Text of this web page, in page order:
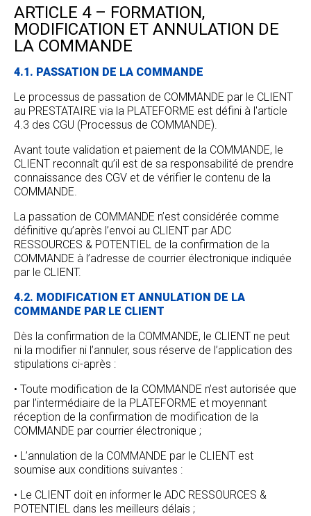
ARTICLE 4 – FORMATION,
MODIFICATION ET ANNULATION DE
LA COMMANDE
4.1. PASSATION DE LA COMMANDE
Le processus de passation de COMMANDE par le CLIENT
au PRESTATAIRE via la PLATEFORME est défini à l'article
4.3 des CGU (Processus de COMMANDE).
Avant toute validation et paiement de la COMMANDE, le
CLIENT reconnaît qu’il est de sa responsabilité de prendre
connaissance des CGV et de vérifier le contenu de la
COMMANDE.
La passation de COMMANDE n’est considérée comme
définitive qu’après l’envoi au CLIENT par ADC
RESSOURCES & POTENTIEL de la confirmation de la
COMMANDE à l’adresse de courrier électronique indiquée
par le CLIENT.
4.2. MODIFICATION ET ANNULATION DE LA
COMMANDE PAR LE CLIENT
Dès la confirmation de la COMMANDE, le CLIENT ne peut
ni la modifier ni l’annuler, sous réserve de l’application des
stipulations ci-après :
• Toute modification de la COMMANDE n’est autorisée que
par l’intermédiaire de la PLATEFORME et moyennant
réception de la confirmation de modification de la
COMMANDE par courrier électronique ;
• L’annulation de la COMMANDE par le CLIENT est
soumise aux conditions suivantes :
• Le CLIENT doit en informer le ADC RESSOURCES &
POTENTIEL dans les meilleurs délais ;